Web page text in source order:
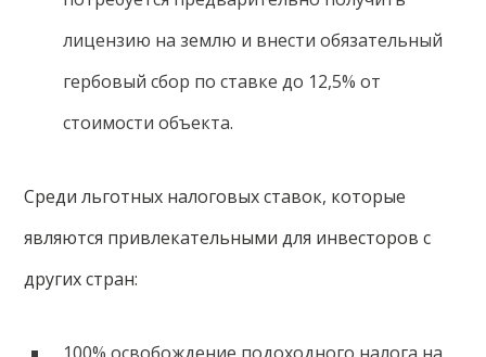
лицензию на землю и внести обязательный
гербовый сбор по ставке до 12,5% от
стоимости объекта.
Среди льготных налоговых ставок, которые
являются привлекательными для инвесторов с
других стран: